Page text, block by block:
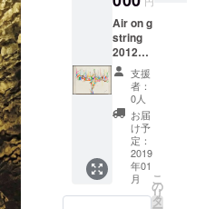
の写真
です。
全体を
ご覧な
りたい
方は
メッ
セージ
をお願
いいた
しま
す。
Air on g
string
2012~2
018
56×45c
m キャ
ンバス
に和
紙、
布、ア
クリル
色をの
せて和
支援
者：
0人
お届
け予
定：
2019
年01
月
こ
の
リ
タ